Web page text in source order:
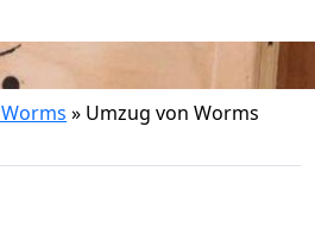
» Umzug von Worms